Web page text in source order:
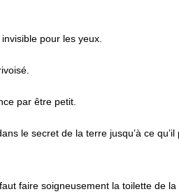
pour les yeux.
par être petit.
le secret de la terre jusqu’à ce
faire soigneusement la toilette de la